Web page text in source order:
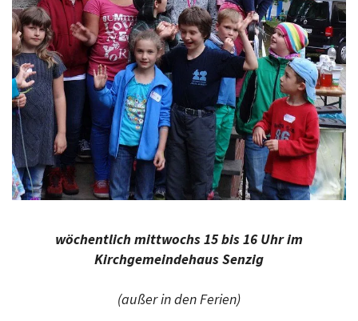
wöchentlich mittwochs 15 bis 16 Uhr im
Kirchgemeindehaus Senzig
(außer in den Ferien)